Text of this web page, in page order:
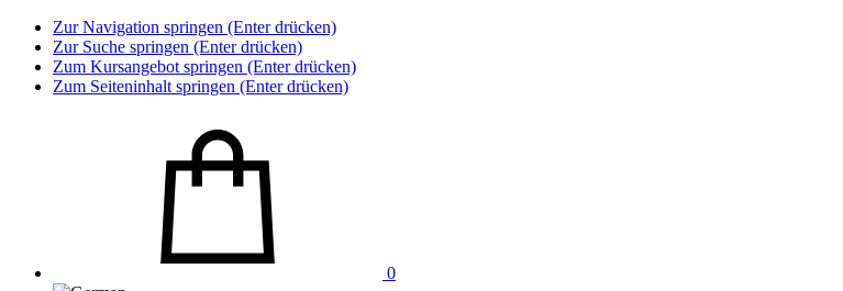
Zur Navigation springen (Enter drücken)
Zur Suche springen (Enter drücken)
Zum Kursangebot springen (Enter drücken)
Zum Seiteninhalt springen (Enter drücken)
0